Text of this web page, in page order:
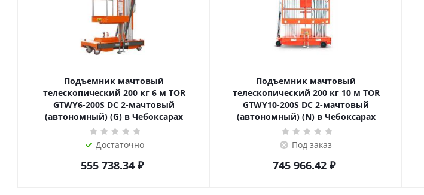
Подъемник мачтовый
телескопический 200 кг 6 м TOR
GTWY6-200S DC 2-мачтовый
(автономный) (G) в Чебоксарах
Достаточно
555 738.34₽
Подъемник мачтовый
телескопический 200 кг 10 м TOR
GTWY10-200S DC 2-мачтовый
(автономный) (N) в Чебоксарах
Под заказ
745 966.42₽